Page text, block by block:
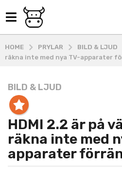
HOME PRYLAR BILD & LJUD
räkna inte med nya TV-apparater
2
m
å
n
a
d
e
BILD & LJUD
HDMI 2.2 är på
räkna inte med
apparater